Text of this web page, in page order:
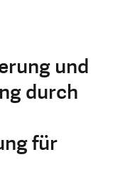
und
durch
für